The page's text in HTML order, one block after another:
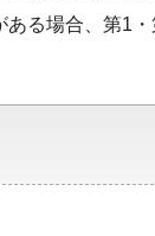
る場合、第1